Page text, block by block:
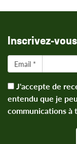
Inscrivez-
Email *
J'accepte de
entendu que je
communications à